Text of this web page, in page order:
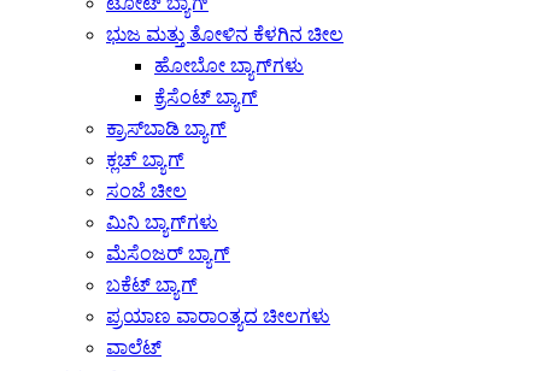
ಭುಜ ಮತ್ತು ತೋಳಿನ ಕೆಳಗಿನ ಚೀಲ
ಹೋಬೋ ಬ್ಯಾಗ್‌ಗಳು
ಕ್ರೆಸೆಂಟ್ ಬ್ಯಾಗ್
ಕ್ರಾಸ್‌ಬಾಡಿ ಬ್ಯಾಗ್
ಕ್ಲಚ್ ಬ್ಯಾಗ್
ಸಂಜೆ ಚೀಲ
ಮಿನಿ ಬ್ಯಾಗ್‌ಗಳು
ಮೆಸೆಂಜರ್ ಬ್ಯಾಗ್
ಬಕೆಟ್ ಬ್ಯಾಗ್
ಪ್ರಯಾಣ ವಾರಾಂತ್ಯದ ಚೀಲಗಳು
ವಾಲೆಟ್